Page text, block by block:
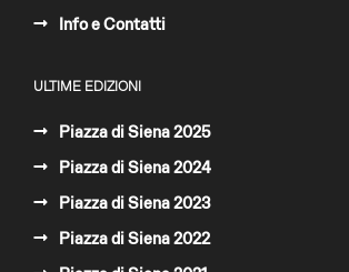
Info e Contatti
ULTIME EDIZIONI
Piazza di Siena 2025
Piazza di Siena 2024
Piazza di Siena 2023
Piazza di Siena 2022